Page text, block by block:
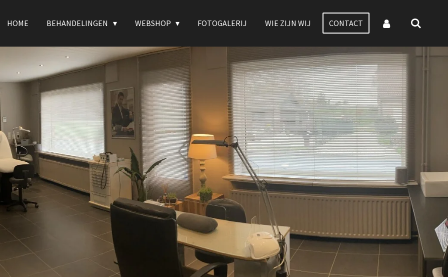
HOME BEHANDELINGEN WEBSHOP FOTOGALERIJ WIE ZIJN WIJ CONTACT